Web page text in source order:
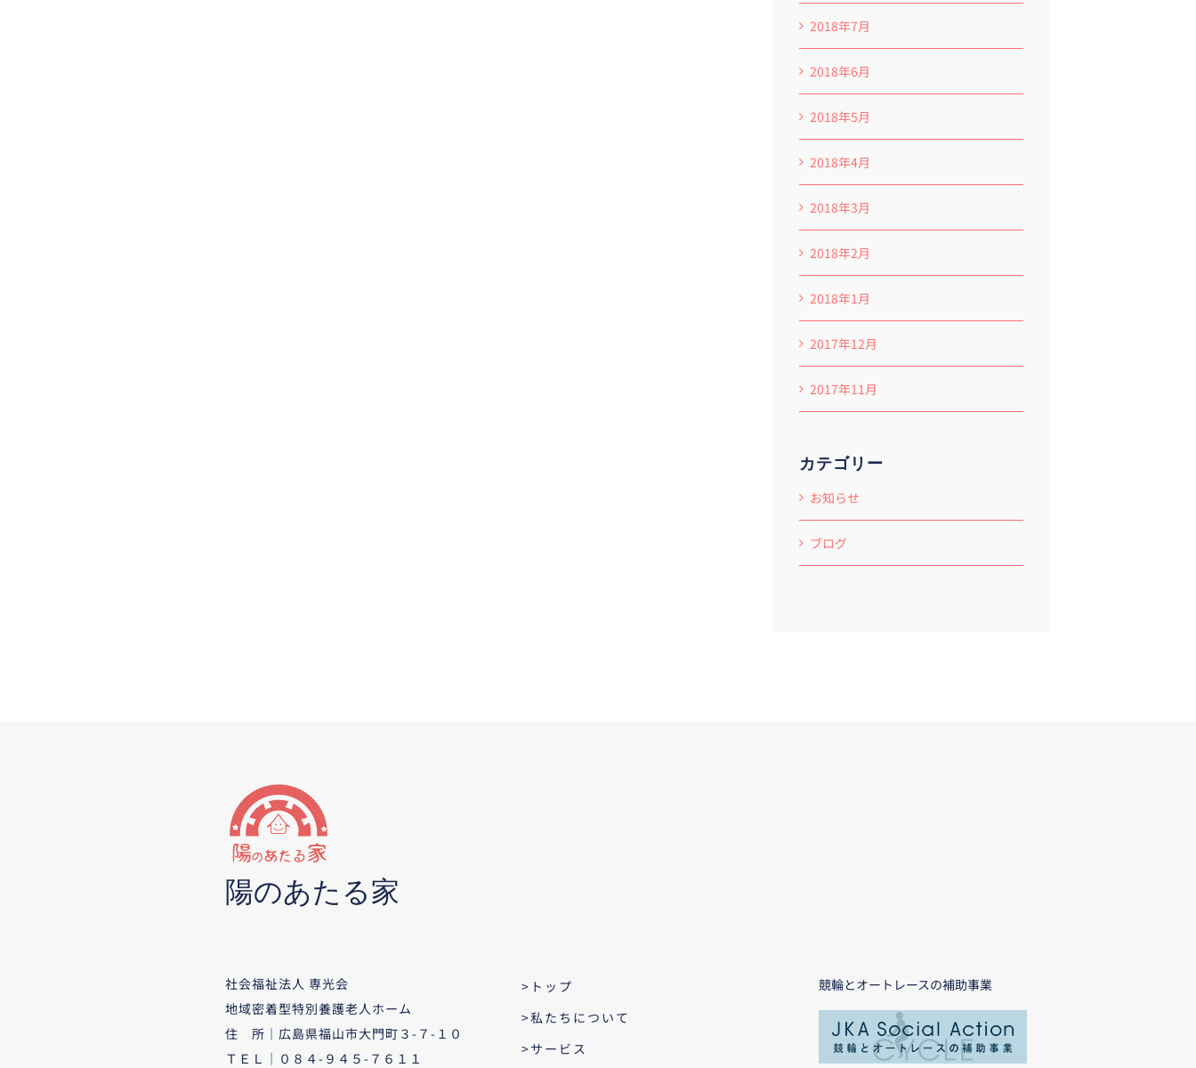
2018年7月
2018年6月
2018年5月
2018年4月
2018年3月
2018年2月
2018年1月
2017年12月
2017年11月
カテゴリー
お知らせ
ブログ
陽のあたる家
社会福祉法人 専光会
地域密着型特別養護老人ホーム
住 所｜広島県福山市大門町３-７-１０
ＴＥＬ｜０８４-９４５-７６１１
>トップ
>私たちについて
>サービス
競輪とオートレースの補助事業